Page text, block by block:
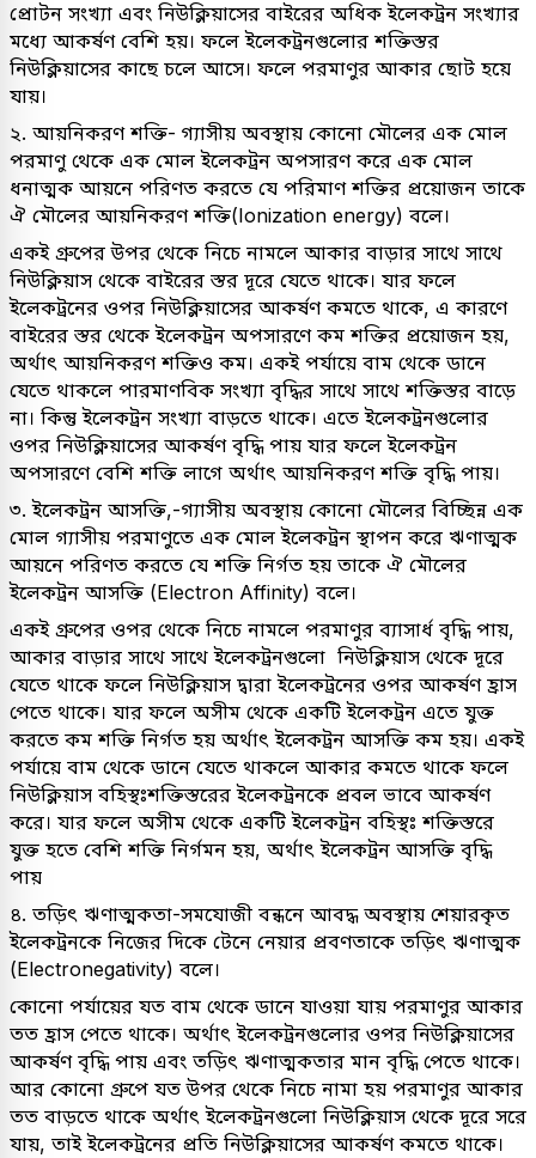
প্রোটন সংখ্যা এবং নিউক্লিয়াসের বাইরের অধিক ইলেকট্রন সংখ্যার
মধ্যে আকর্ষণ বেশি হয়। ফলে ইলেকট্রনগুলোর শক্তিস্তর
নিউক্লিয়াসের কাছে চলে আসে। ফলে পরমাণুর আকার ছোট হয়ে
যায়।
২. আয়নিকরণ শক্তি- গ্যাসীয় অবস্থায় কোনো মৌলের এক মোল
পরমাণু থেকে এক মোল ইলেকট্রন অপসারণ করে এক মোল
ধনাত্মক আয়নে পরিণত করতে যে পরিমাণ শক্তির প্রয়োজন তাকে
ঐ মৌলের আয়নিকরণ শক্তি(Ionization energy) বলে।
একই গ্রুপের উপর থেকে নিচে নামলে আকার বাড়ার সাথে সাথে
নিউক্লিয়াস থেকে বাইরের স্তর দূরে যেতে থাকে। যার ফলে
ইলেকট্রনের ওপর নিউক্লিয়াসের আকর্ষণ কমতে থাকে, এ কারণে
বাইরের স্তর থেকে ইলেকট্রন অপসারণে কম শক্তির প্রয়োজন হয়,
অর্থাৎ আয়নিকরণ শক্তিও কম। একই পর্যায়ে বাম থেকে ডানে
যেতে থাকলে পারমাণবিক সংখ্যা বৃদ্ধির সাথে সাথে শক্তিস্তর বাড়ে
না। কিন্তু ইলেকট্রন সংখ্যা বাড়তে থাকে। এতে ইলেকট্রনগুলোর
ওপর নিউক্লিয়াসের আকর্ষণ বৃদ্ধি পায় যার ফলে ইলেকট্রন
অপসারণে বেশি শক্তি লাগে অর্থাৎ আয়নিকরণ শক্তি বৃদ্ধি পায়।
৩. ইলেকট্রন আসক্তি,-গ্যাসীয় অবস্থায় কোনো মৌলের বিচ্ছিন্ন এক
মোল গ্যাসীয় পরমাণুতে এক মোল ইলেকট্রন স্থাপন করে ঋণাত্মক
আয়নে পরিণত করতে যে শক্তি নির্গত হয় তাকে ঐ মৌলের
ইলেকট্রন আসক্তি (Electron Affinity) বলে।
একই গ্রুপের ওপর থেকে নিচে নামলে পরমাণুর ব্যাসার্ধ বৃদ্ধি পায়,
আকার বাড়ার সাথে সাথে ইলেকট্রনগুলো নিউক্লিয়াস থেকে দূরে
যেতে থাকে ফলে নিউক্লিয়াস দ্বারা ইলেকট্রনের ওপর আকর্ষণ হ্রাস
পেতে থাকে। যার ফলে অসীম থেকে একটি ইলেকট্রন এতে যুক্ত
করতে কম শক্তি নির্গত হয় অর্থাৎ ইলেকট্রন আসক্তি কম হয়। একই
পর্যায়ে বাম থেকে ডানে যেতে থাকলে আকার কমতে থাকে ফলে
নিউক্লিয়াস বহিস্থঃশক্তিস্তরের ইলেকট্রনকে প্রবল ভাবে আকর্ষণ
করে। যার ফলে অসীম থেকে একটি ইলেকট্রন বহিস্থঃ শক্তিস্তরে
যুক্ত হতে বেশি শক্তি নির্গমন হয়, অর্থাৎ ইলেকট্রন আসক্তি বৃদ্ধি
পায়
৪. তড়িৎ ঋণাত্মকতা-সমযোজী বন্ধনে আবদ্ধ অবস্থায় শেয়ারকৃত
ইলেকট্রনকে নিজের দিকে টেনে নেয়ার প্রবণতাকে তড়িৎ ঋণাত্মক
(Electronegativity) বলে।
কোনো পর্যায়ের যত বাম থেকে ডানে যাওয়া যায় পরমাণুর আকার
তত হ্রাস পেতে থাকে। অর্থাৎ ইলেকট্রনগুলোর ওপর নিউক্লিয়াসের
আকর্ষণ বৃদ্ধি পায় এবং তড়িৎ ঋণাত্মকতার মান বৃদ্ধি পেতে থাকে।
আর কোনো গ্রুপে যত উপর থেকে নিচে নামা হয় পরমাণুর আকার
তত বাড়তে থাকে অর্থাৎ ইলেকট্রনগুলো নিউক্লিয়াস থেকে দূরে সরে
যায়, তাই ইলেকট্রনের প্রতি নিউক্লিয়াসের আকর্ষণ কমতে থাকে।